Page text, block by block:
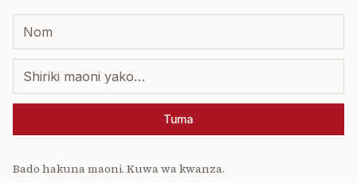
Tuma
Bado hakuna maoni. Kuwa wa kwanza.